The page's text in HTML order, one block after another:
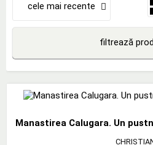
cele mai recente
filtrează
Manastirea Calugara. Un